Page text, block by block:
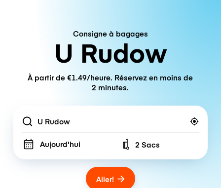
Consigne à bagages
U Rudow
À partir de €1.49/heure. Réservez en moins de
2 minutes.
Location
Aujourd'hui Number of bags
2 Sacs
Aller!